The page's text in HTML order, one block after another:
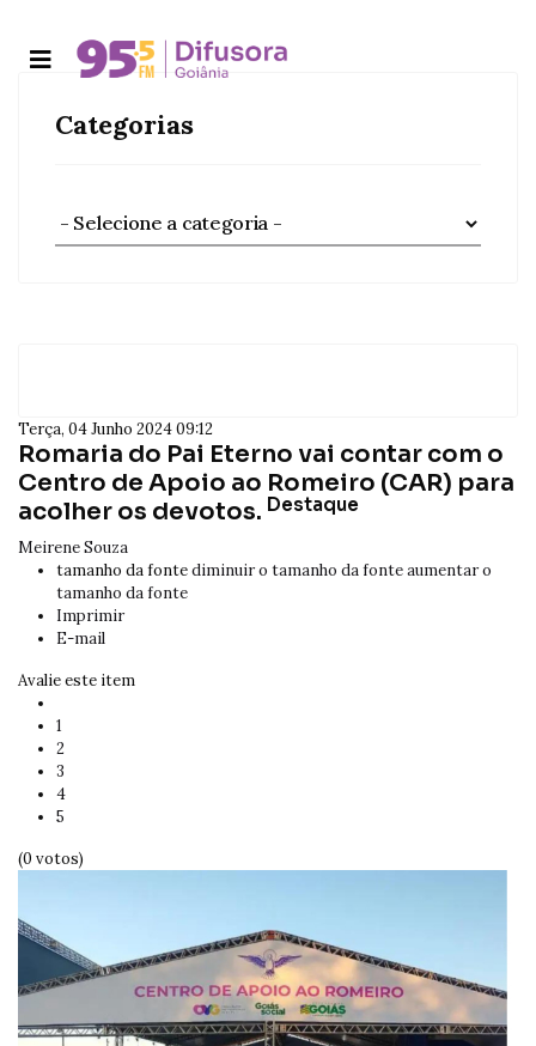
Categorias
Terça, 04 Junho 2024 09:12
Romaria do Pai Eterno vai contar com o
Centro de Apoio ao Romeiro (CAR) para
acolher os devotos. Destaque
Meirene Souza
tamanho da fontediminuir o tamanho da fonteaumentar o
tamanho da fonte
Imprimir
E-mail
Avalie este item
1
2
3
4
5
(0 votos)